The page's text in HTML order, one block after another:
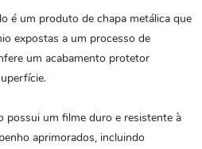
é um produto de chapa metálica que
expostas a um processo de
um acabamento protetor
possui um filme duro e resistente à
aprimorados, incluindo